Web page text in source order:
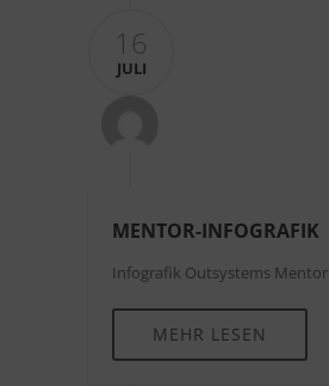
16
JULI
MENTOR-INFOGRAFIK
Infografik Outsystems Mentor
MEHR LESEN